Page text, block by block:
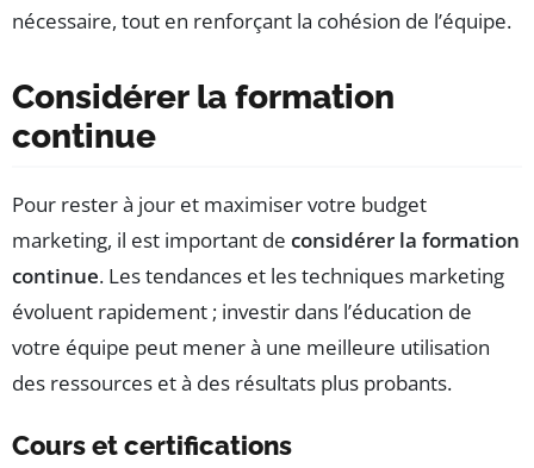
nécessaire, tout en renforçant la cohésion de l’équipe.
Considérer la formation
continue
Pour rester à jour et maximiser votre budget
marketing, il est important de considérer la formation
continue. Les tendances et les techniques marketing
évoluent rapidement ; investir dans l’éducation de
votre équipe peut mener à une meilleure utilisation
des ressources et à des résultats plus probants.
Cours et certifications